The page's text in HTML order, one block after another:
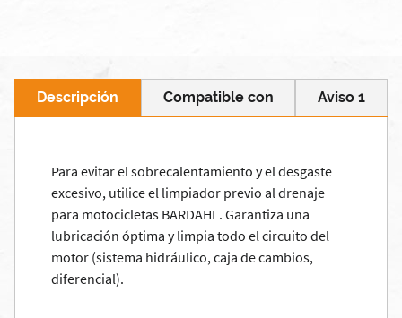
Descripción Compatible con Aviso 1
Para evitar el sobrecalentamiento y el desgaste
excesivo, utilice el limpiador previo al drenaje
para motocicletas BARDAHL. Garantiza una
lubricación óptima y limpia todo el circuito del
motor (sistema hidráulico, caja de cambios,
diferencial).